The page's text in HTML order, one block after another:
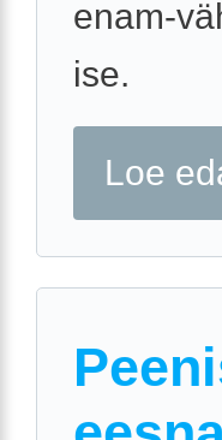
enam-
ise.
Loe